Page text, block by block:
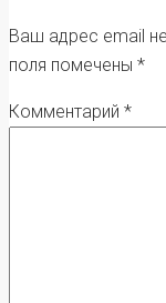
Ваш адрес email
поля помечены *
Комментарий *